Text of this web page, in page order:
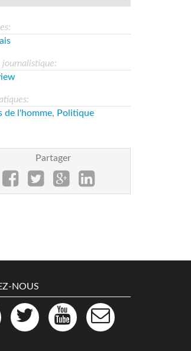
journalistique:
de l'homme, Politique
Partager
NOUS